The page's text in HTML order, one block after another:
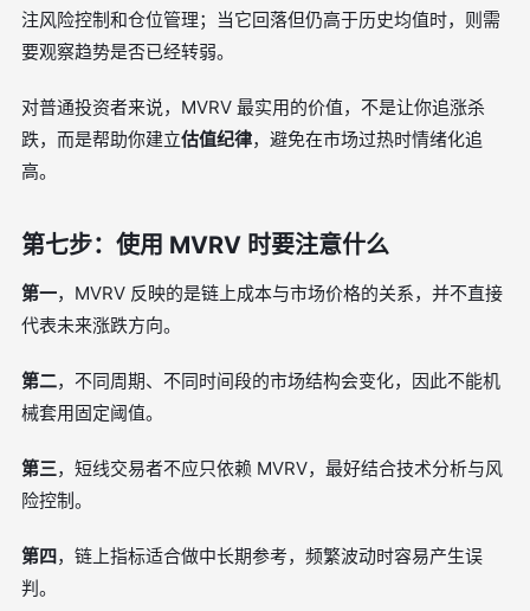
注风险控制和仓位管理；当它回落但仍高于历史均值时，则需
要观察趋势是否已经转弱。
对普通投资者来说，MVRV 最实用的价值，不是让你追涨杀
跌，而是帮助你建立估值纪律，避免在市场过热时情绪化追
高。
第七步：使用 MVRV 时要注意什么
第一，MVRV 反映的是链上成本与市场价格的关系，并不直接
代表未来涨跌方向。
第二，不同周期、不同时间段的市场结构会变化，因此不能机
械套用固定阈值。
第三，短线交易者不应只依赖 MVRV，最好结合技术分析与风
险控制。
第四，链上指标适合做中长期参考，频繁波动时容易产生误
判。